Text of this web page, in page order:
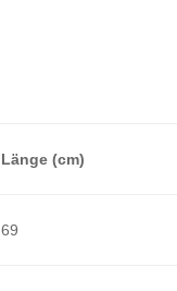
Länge (cm)
69